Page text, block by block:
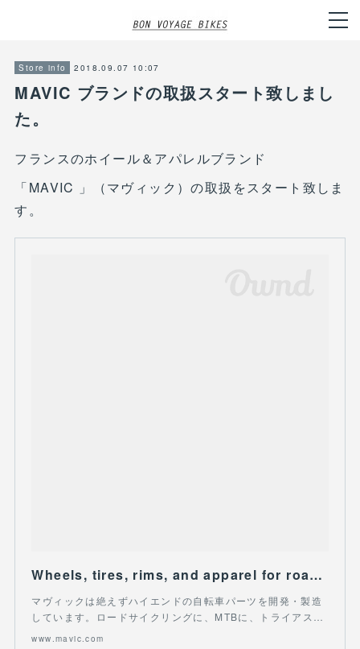
Store info 2018.09.07 10:07
MAVIC ブランドの取扱スタート致しまし
た。
フランスのホイール＆アパレルブランド
「MAVIC 」（マヴィック）の取扱をスタート致しま
す。
Wheels, tires, rims, and apparel for road, mountain and track cycling | Mavic
マヴィックは絶えずハイエンドの自転車パーツを開発・製造
しています。ロードサイクリングに、MTBに、トライアス…
www.mavic.com